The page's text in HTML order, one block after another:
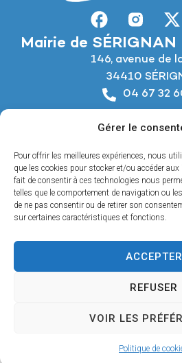
Gérer le
Pour offrir les meilleures expériences, nous
que les cookies pour stocker et/ou accéder
fait de consentir à ces technologies nous
telles que le comportement de navigation ou
de ne pas consentir ou de retirer son
sur certaines caractéristiques et fonctions.
ACCEPTER
REFUSER
VOIR LES
Politique de
Mairie de SÉRIGNAN
146, avenue de
34410
04 67 32
Horaires
Du lundi au
De 8h à 12h et de
Le
De 8h à 12h et de
© 2025 - Propulsé par Utopia